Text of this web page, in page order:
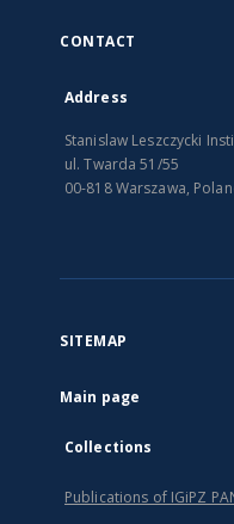
CONTACT
Address
Stanislaw Leszczycki
ul. Twarda 51/55
00-818 Warszawa,
SITEMAP
Main page
Collections
Publications of IGiPZ